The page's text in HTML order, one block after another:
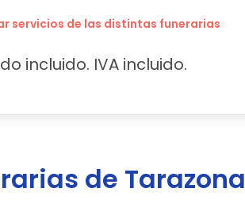
servicios de las distintas funerarias
incluido. IVA incluido.
de Tarazona